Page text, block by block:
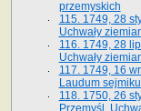
przemyskich
115. 1749, 28
Uchwały
116. 1749, 28
Uchwały
117. 1749, 16
Laudum
118. 1750, 26
Przemyśl.